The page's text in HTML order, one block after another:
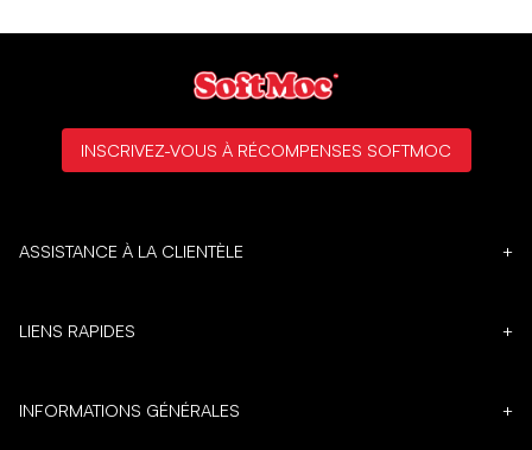
ASSISTANCE À LA CLIENTÈLE +
LIENS RAPIDES +
INFORMATIONS GÉNÉRALES +
INSCRIVEZ-VOUS À RÉCOMPENSES SOFTMOC